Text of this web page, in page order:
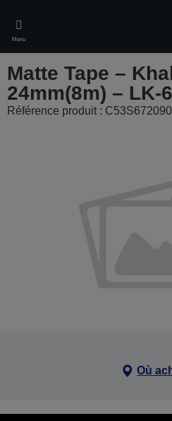
main
content
Menu
Matte Tape –
24mm(8m) – LK-
Référence produit : C53S672090
Où